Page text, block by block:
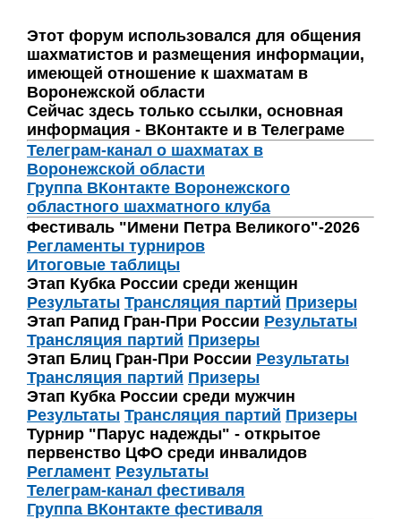
Этот форум использовался для общения
шахматистов и размещения информации,
имеющей отношение к шахматам в
Воронежской области
Сейчас здесь только ссылки, основная
информация - ВКонтакте и в Телеграме
Телеграм-канал о шахматах в
Воронежской области
Группа ВКонтакте Воронежского
областного шахматного клуба
Фестиваль "Имени Петра Великого"-2026
Регламенты турниров
Итоговые таблицы
Этап Кубка России среди женщин
Результаты Трансляция партий Призеры
Этап Рапид Гран-При России Результаты
Трансляция партий Призеры
Этап Блиц Гран-При России Результаты
Трансляция партий Призеры
Этап Кубка России среди мужчин
Результаты Трансляция партий Призеры
Турнир "Парус надежды" - открытое
первенство ЦФО среди инвалидов
Регламент Результаты
Телеграм-канал фестиваля
Группа ВКонтакте фестиваля